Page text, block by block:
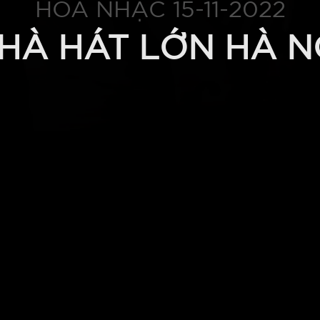
HÒA NHẠC 15-11-2022
HÁT LỚN HÀ